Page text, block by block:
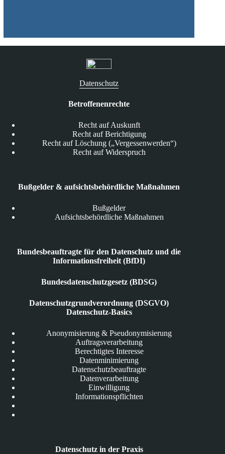
Datenschutz
Betroffenenrechte
Recht auf Auskunft
Recht auf Berichtigung
Recht auf Löschung („Vergessenwerden“)
Recht auf Widerspruch
Bußgelder & aufsichtsbehördliche Maßnahmen
Bußgelder
Aufsichtsbehördliche Maßnahmen
Bundesbeauftragte für den Datenschutz und die
Informationsfreiheit (BfDI)
Bundesdatenschutzgesetz (BDSG)
Datenschutzgrundverordnung (DSGVO)
Datenschutz-Basics
Anonymisierung & Pseudonymisierung
Auftragsverarbeitung
Berechtigtes Interesse
Datenminimierung
Datenschutzbeauftragte
Datenverarbeitung
Einwilligung
Informationspflichten
Datenschutz in der Praxis